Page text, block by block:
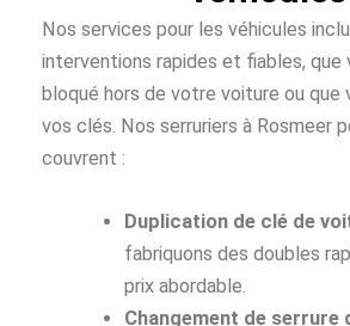
Nos services pour les véhicules
interventions rapides et fiables, que
bloqué hors de votre voiture ou que
vos clés. Nos serruriers à Rosmeer
couvrent :
Duplication de clé de
fabriquons des doubles
prix abordable.
Changement de serrure